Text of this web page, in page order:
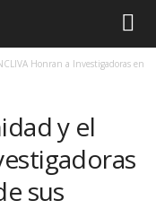
Honran a Investigadoras en
y el
sus